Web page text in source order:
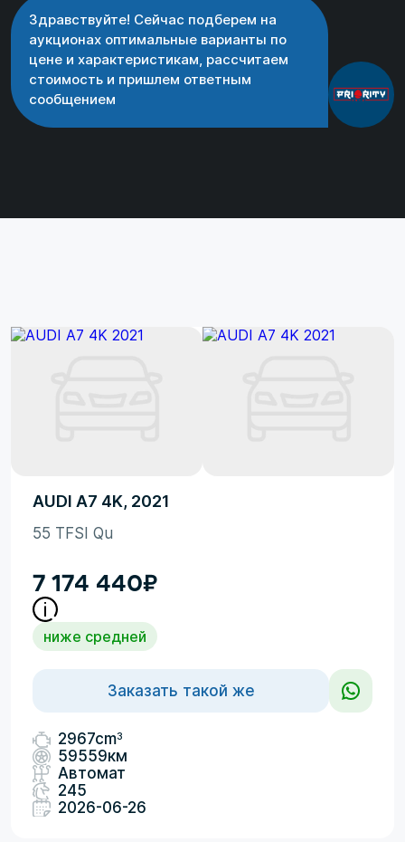
Здравствуйте! Сейчас подберем на
аукционах оптимальные варианты по
цене и характеристикам, рассчитаем
стоимость и пришлем ответным
сообщением
AUDI A7 4K, 2021
55 TFSI Qu
7 174 440₽
ниже средней
Заказать такой же
2967cm3
59559км
Автомат
245
2026-06-26